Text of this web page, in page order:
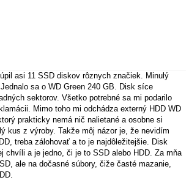
asi 11 SSD diskov rôznych značiek. Minulý
sa o WD Green 240 GB. Disk síce
sektorov. Všetko potrebné sa mi podarilo
Mimo toho mi odchádza externý HDD WD
prakticky nemá nič nalietané a osobne si
kus z výroby. Takže môj názor je, že nevidím
treba zálohovať a to je najdôležitejšie. Disk
chvíli a je jedno, či je to SSD alebo HDD. Za mňa
ale na dočasné súbory, čiže časté mazanie,